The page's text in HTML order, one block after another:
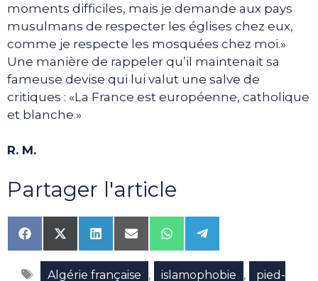
moments difficiles, mais je demande aux pays
musulmans de respecter les églises chez eux,
comme je respecte les mosquées chez moi.»
Une manière de rappeler qu’il maintenait sa
fameuse devise qui lui valut une salve de
critiques : «La France est européenne, catholique
et blanche.»
R. M.
Partager l'article
Share
on
Facebook
Share
on
X
(Twitter)
Share
on
LinkedIn
Share
on
Email
Share
on
WhatsApp
Share
on
Telegram
Étiquettes
Algérie française , islamophobie ,
pied-